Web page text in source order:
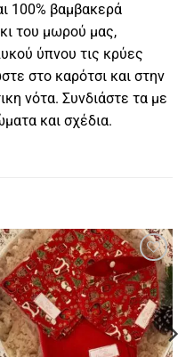
100% βαμβακερά
του μωρού μας,
ύπνου τις κρύες
στο καρότσι και στην
νότα. Συνδιάστε τα με
και σχέδια.
Πρόσθήκη
στην
λίστα
επιθυμιών